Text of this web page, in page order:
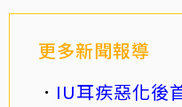
更多新聞報導
IU耳疾惡化後